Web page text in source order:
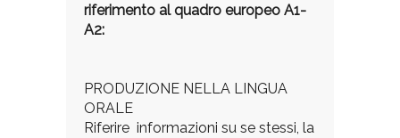
riferimento al quadro europeo A1-
A2:
PRODUZIONE NELLA LINGUA
ORALE
Riferire informazioni su se stessi, la